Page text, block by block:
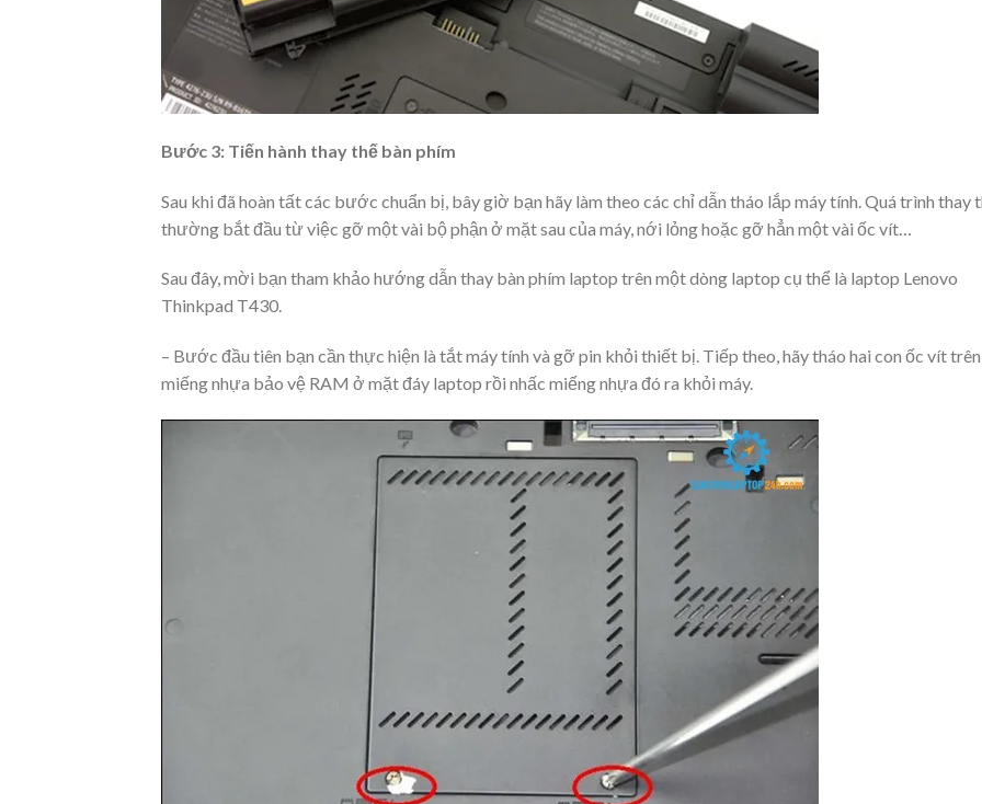
Bước 3: Tiến hành thay thế bàn phím
Sau khi đã hoàn tất các bước chuẩn bị, bây giờ bạn hãy làm theo các chỉ dẫn tháo lắp máy tính. Quá trình thay
thường bắt đầu từ việc gỡ một vài bộ phận ở mặt sau của máy, nới lỏng hoặc gỡ hẳn một vài ốc vít…
Sau đây, mời bạn tham khảo hướng dẫn thay bàn phím laptop trên một dòng laptop cụ thể là laptop Lenovo
Thinkpad T430.
– Bước đầu tiên bạn cần thực hiện là tắt máy tính và gỡ pin khỏi thiết bị. Tiếp theo, hãy tháo hai con ốc vít trên
miếng nhựa bảo vệ RAM ở mặt đáy laptop rồi nhấc miếng nhựa đó ra khỏi máy.